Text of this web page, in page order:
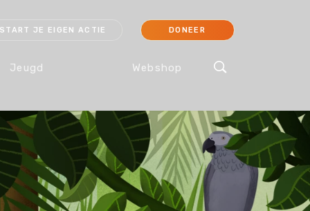
START JE EIGEN ACTIE DONEER
Koraal
Orang-oetan
IJsbeer
Jeugd Webshop